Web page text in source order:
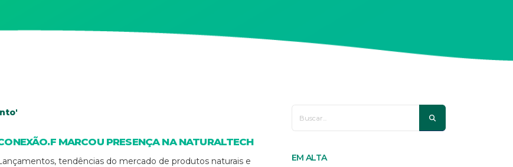
MARCOU PRESENÇA NA NATURALTECH
tendências do mercado de produtos naturais e
EM ALTA